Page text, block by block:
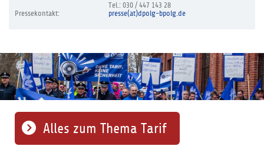
Pressekontakt:
Tel.: 030 / 447 143 28
presse(at)dpolg-bpolg.de
Alles zum Thema Tarif